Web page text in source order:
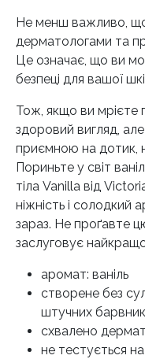
Не менш важливо,
дерматологами та
Це означає, що ви
безпеці для вашої
Тож, якщо ви мрієте
здоровий вигляд,
приємною на дотик,
Пориньте у світ
тіла Vanilla від
ніжність і солодкий
зараз. Не проґавте
заслуговує
аромат: ваніль
створене без
штучних
схвалено
не тестується